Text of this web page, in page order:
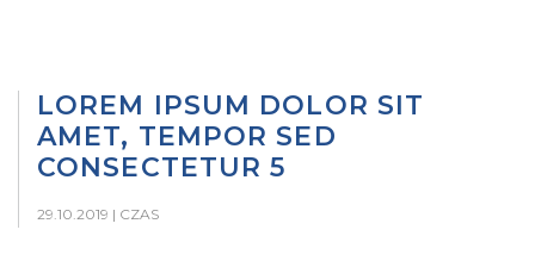
LOREM IPSUM DOLOR SIT
AMET, TEMPOR SED
CONSECTETUR 5
29.10.2019 | CZAS